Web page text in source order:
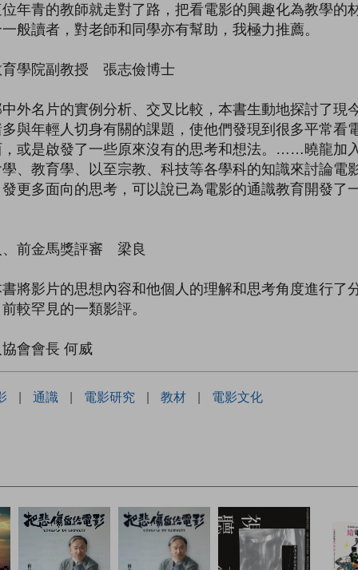
年青的教師就走對了路，把看電影的興趣化為教學的
般讀者，對老師和同學亦有幫助，我極力推薦。
育學院副教授 張志儉博士
外名片的實例分析、交叉比較，本書生動地探討了現
與年輕人切身有關的課題，使他們發現到很多平常看
或是啟發了一些原來沒有的思考和想法。……曉龍加
、教育學、以至宗教、科技等各學科的知識來討論電
更多面向的思考，可以說已為電影的通識教育開發了
、前金馬獎評審 梁良
將影片的思想內容和他個人的理解和思考角度進行了
較罕見的一類影評。
會會長 何威
| 通識 | 電影研究 | 教材 | 電影文化